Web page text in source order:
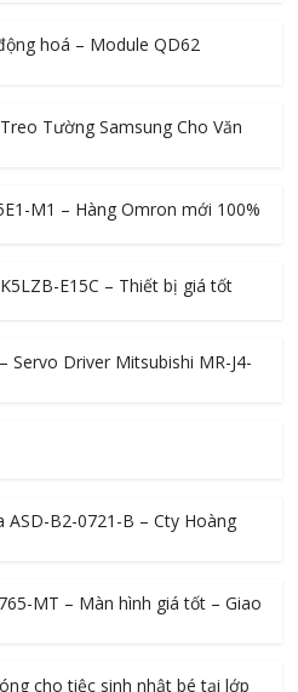
hoá – Module QD62
Tường Samsung Cho Văn
M1 – Hàng Omron mới 100%
E15C – Thiết bị giá tốt
Servo Driver Mitsubishi MR-J4-
ASD-B2-0721-B – Cty Hoàng
MT – Màn hình giá tốt – Giao
cho tiệc sinh nhật bé tại lớp